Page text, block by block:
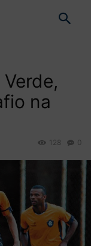
na
0
128